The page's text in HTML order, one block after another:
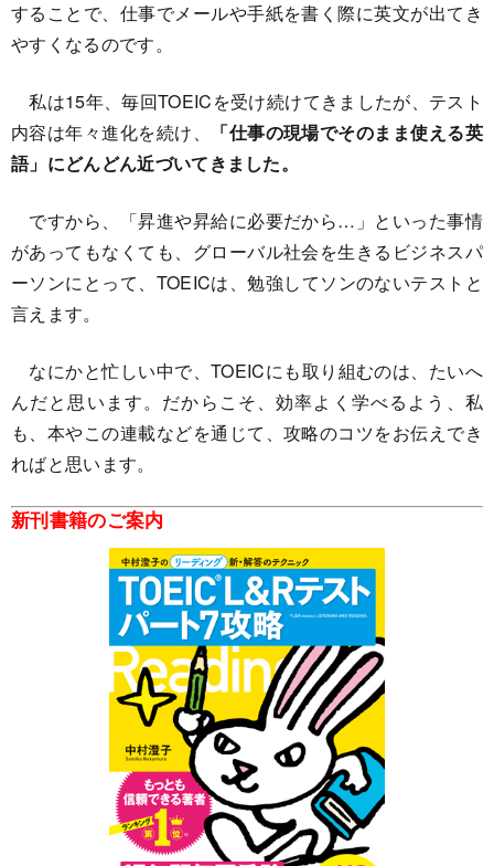
することで、仕事でメールや手紙を書く際に英文が出てき
やすくなるのです。
私は15年、毎回TOEICを受け続けてきましたが、テスト
内容は年々進化を続け、
「仕事の現場でそのまま使える英
語」にどんどん近づいてきました。
ですから、「昇進や昇給に必要だから…」といった事情
があってもなくても、グローバル社会を生きるビジネスパ
ーソンにとって、TOEICは、勉強してソンのないテストと
言えます。
なにかと忙しい中で、TOEICにも取り組むのは、たいへ
んだと思います。だからこそ、効率よく学べるよう、私
も、本やこの連載などを通じて、攻略のコツをお伝えでき
ればと思います。
新刊書籍のご案内